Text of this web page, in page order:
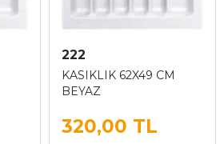
222
KASIKLIK 62X49 CM
BEYAZ
320,00 TL